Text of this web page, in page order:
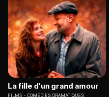
La fille d'un grand amour
FILMS COMÉDIES DRAMATIQUES